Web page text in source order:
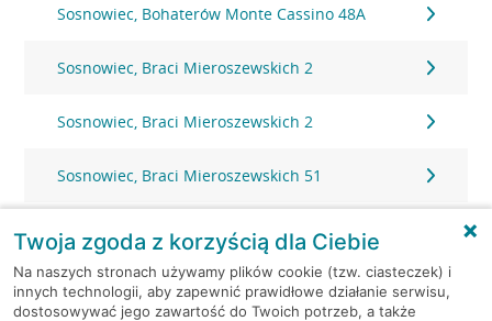
Sosnowiec, Bohaterów Monte Cassino 48A
Sosnowiec, Braci Mieroszewskich 2
Sosnowiec, Braci Mieroszewskich 2
Sosnowiec, Braci Mieroszewskich 51
Sosnowiec, Długosza 80
Sosnowiec, Gen. Stefana Grota-Roweckiego 40
Twoja zgoda z korzyścią dla Ciebie
Na naszych stronach używamy plików cookie (tzw. ciasteczek) i
innych technologii, aby zapewnić prawidłowe działanie serwisu,
dostosowywać jego zawartość do Twoich potrzeb, a także